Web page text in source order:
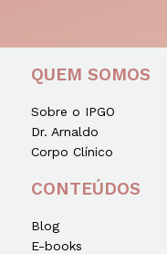
QUEM SOMOS
Sobre o IPGO
Dr. Arnaldo
Corpo Clínico
CONTEÚDOS
Blog
E-books